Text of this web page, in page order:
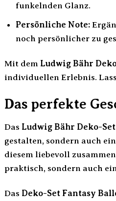
funkelnden Glanz.
Persönliche Note:
noch persönlicher zu
Mit dem Ludwig Bähr
individuellen Erlebnis.
Das perfekte
Das Ludwig Bähr Deko-
gestalten, sondern auch
diesem liebevoll
praktisch, sondern auch
Das Deko-Set Fantasy